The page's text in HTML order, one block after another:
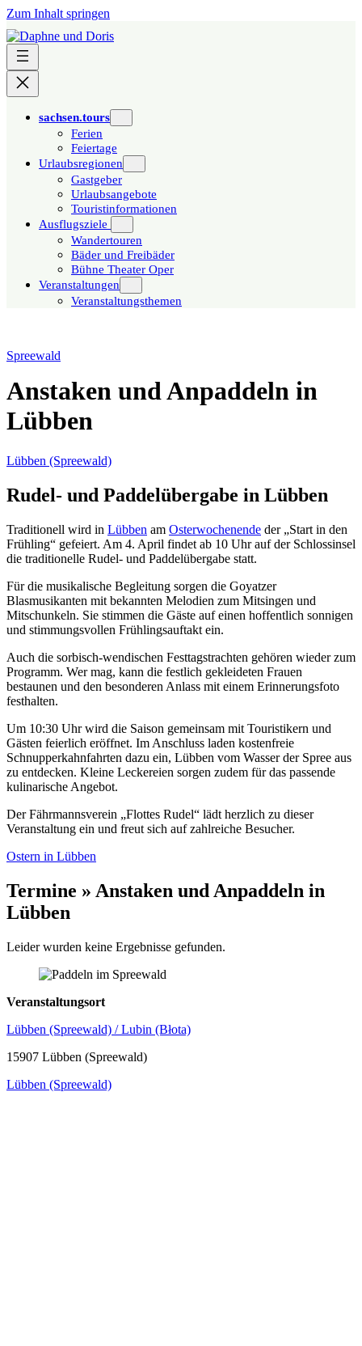
Zum Inhalt springen
sachsen.tours
Ferien
Feiertage
Urlaubsregionen
Gastgeber
Urlaubsangebote
Touristinformationen
Ausflugsziele
Wandertouren
Bäder und Freibäder
Bühne Theater Oper
Veranstaltungen
Veranstaltungsthemen
Spreewald
Anstaken und Anpaddeln in
Lübben
Lübben (Spreewald)
Rudel- und Paddelübergabe in Lübben
Traditionell wird in Lübben am Osterwochenende der „Start in den
Frühling“ gefeiert. Am 4. April findet ab 10 Uhr auf der Schlossinsel
die traditionelle Rudel- und Paddelübergabe statt.
Für die musikalische Begleitung sorgen die Goyatzer
Blasmusikanten mit bekannten Melodien zum Mitsingen und
Mitschunkeln. Sie stimmen die Gäste auf einen hoffentlich sonnigen
und stimmungsvollen Frühlingsauftakt ein.
Auch die sorbisch-wendischen Festtagstrachten gehören wieder zum
Programm. Wer mag, kann die festlich gekleideten Frauen
bestaunen und den besonderen Anlass mit einem Erinnerungsfoto
festhalten.
Um 10:30 Uhr wird die Saison gemeinsam mit Touristikern und
Gästen feierlich eröffnet. Im Anschluss laden kostenfreie
Schnupperkahnfahrten dazu ein, Lübben vom Wasser der Spree aus
zu entdecken. Kleine Leckereien sorgen zudem für das passende
kulinarische Angebot.
Der Fährmannsverein „Flottes Rudel“ lädt herzlich zu dieser
Veranstaltung ein und freut sich auf zahlreiche Besucher.
Ostern in Lübben
Termine » Anstaken und Anpaddeln in
Lübben
Leider wurden keine Ergebnisse gefunden.
Veranstaltungsort
Lübben (Spreewald) / Lubin (Błota)
15907 Lübben (Spreewald)
Lübben (Spreewald)